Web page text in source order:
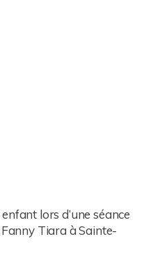
lors d’une séance
Tiara à Sainte-